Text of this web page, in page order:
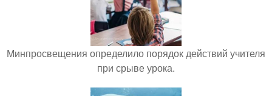
Минпросвещения определило порядок действий учителя
при срыве урока.